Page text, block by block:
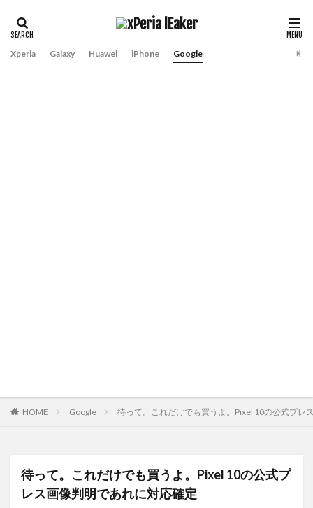
Xperia Galaxy Huawei iPhone Google
HOME Google 待って。これだけでも買うよ。Pixel 10の公式プレ
待って。これだけでも買うよ。Pixel 10の公式プ
レス画像判明であれに対応確定